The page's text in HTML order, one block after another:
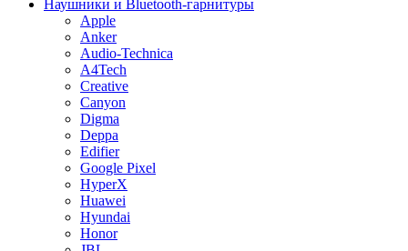
Наушники и Bluetooth-гарнитуры
Apple
Anker
Audio-Technica
A4Tech
Creative
Canyon
Digma
Deppa
Edifier
Google Pixel
HyperX
Huawei
Hyundai
Honor